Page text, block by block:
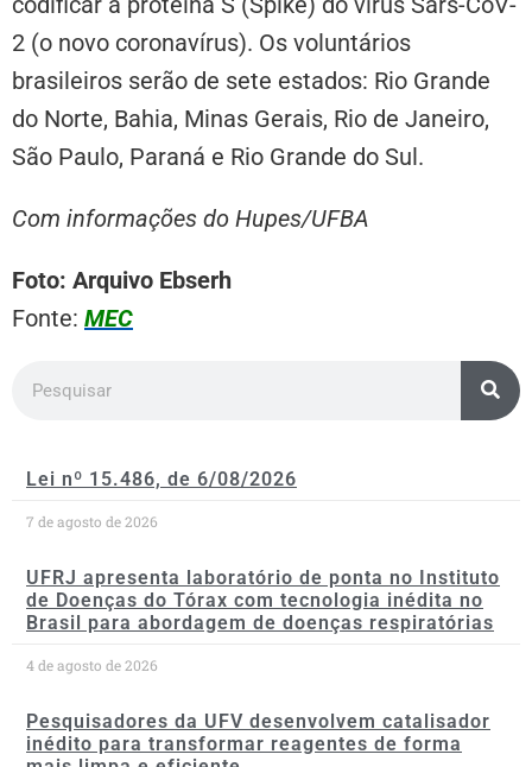
2 (o novo coronavírus). Os voluntários
brasileiros serão de sete estados: Rio Grande
do Norte, Bahia, Minas Gerais, Rio de Janeiro,
São Paulo, Paraná e Rio Grande do Sul.
Com informações do Hupes/UFBA
Foto: Arquivo Ebserh
Fonte: MEC
Lei nº 15.486, de 6/08/2026
7 de agosto de 2026
UFRJ apresenta laboratório de ponta no Instituto
de Doenças do Tórax com tecnologia inédita no
Brasil para abordagem de doenças respiratórias
4 de agosto de 2026
Pesquisadores da UFV desenvolvem catalisador
inédito para transformar reagentes de forma